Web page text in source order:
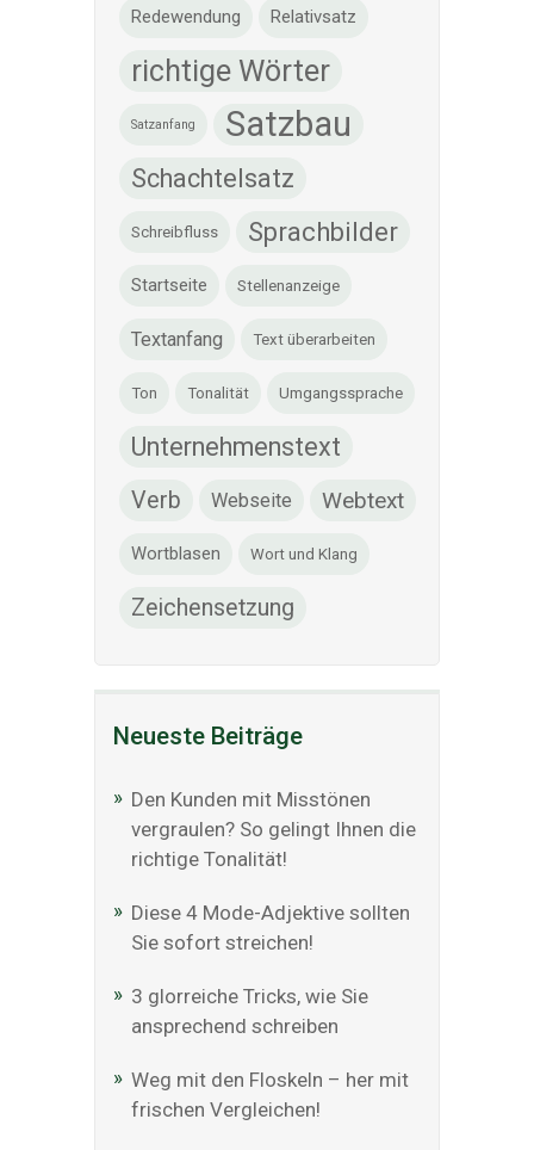
Redewendung Relativsatz
richtige Wörter
Satzanfang Satzbau
Schachtelsatz
Schreibfluss Sprachbilder
Startseite Stellenanzeige
Textanfang Text überarbeiten
Ton Tonalität Umgangssprache
Unternehmenstext
Verb Webseite Webtext
Wortblasen Wort und Klang
Zeichensetzung
Neueste Beiträge
Den Kunden mit Misstönen
vergraulen? So gelingt Ihnen die
richtige Tonalität!
Diese 4 Mode-Adjektive sollten
Sie sofort streichen!
3 glorreiche Tricks, wie Sie
ansprechend schreiben
Weg mit den Floskeln – her mit
frischen Vergleichen!